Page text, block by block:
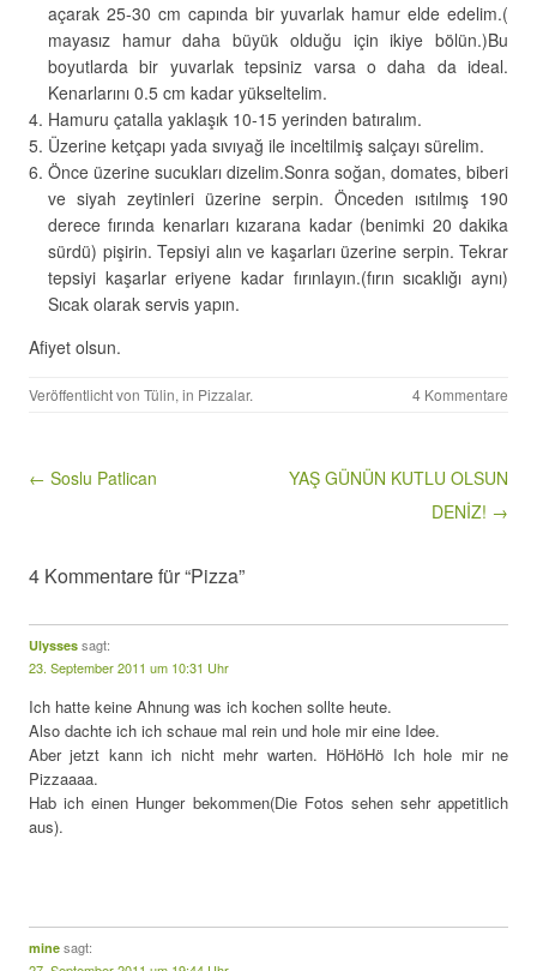
açarak 25-30 cm capında bir yuvarlak hamur elde edelim.(
mayasız hamur daha büyük olduğu için ikiye bölün.)Bu
boyutlarda bir yuvarlak tepsiniz varsa o daha da ideal.
Kenarlarını 0.5 cm kadar yükseltelim.
Hamuru çatalla yaklaşık 10-15 yerinden batıralım.
Üzerine ketçapı yada sıvıyağ ile inceltilmiş salçayı sürelim.
Önce üzerine sucukları dizelim.Sonra soğan, domates, biberi
ve siyah zeytinleri üzerine serpin. Önceden ısıtılmış 190
derece fırında kenarları kızarana kadar (benimki 20 dakika
sürdü) pişirin. Tepsiyi alın ve kaşarları üzerine serpin. Tekrar
tepsiyi kaşarlar eriyene kadar fırınlayın.(fırın sıcaklığı aynı)
Sıcak olarak servis yapın.
Afiyet olsun.
Veröffentlicht von Tülin, in Pizzalar. 4 Kommentare
Beitragsnavigation
← Soslu Patlican
YAŞ GÜNÜN KUTLU OLSUN
DENİZ! →
4 Kommentare für “Pizza”
Ulysses sagt:
23. September 2011 um 10:31 Uhr
Ich hatte keine Ahnung was ich kochen sollte heute.
Also dachte ich ich schaue mal rein und hole mir eine Idee.
Aber jetzt kann ich nicht mehr warten. HöHöHö Ich hole mir ne
Pizzaaaa.
Hab ich einen Hunger bekommen(Die Fotos sehen sehr appetitlich
aus).
mine sagt: